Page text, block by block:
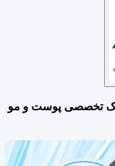
تخصصی پوست و مو